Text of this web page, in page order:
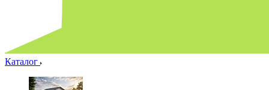
Каталог